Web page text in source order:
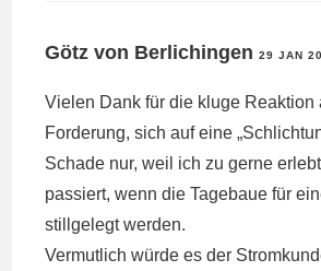
Götz von Berlichingen29 JAN
Vielen Dank für die kluge Reaktion
Forderung, sich auf eine
Schade nur, weil ich zu gerne
passiert, wenn die Tagebaue für
stillgelegt werden.
Vermutlich würde es der